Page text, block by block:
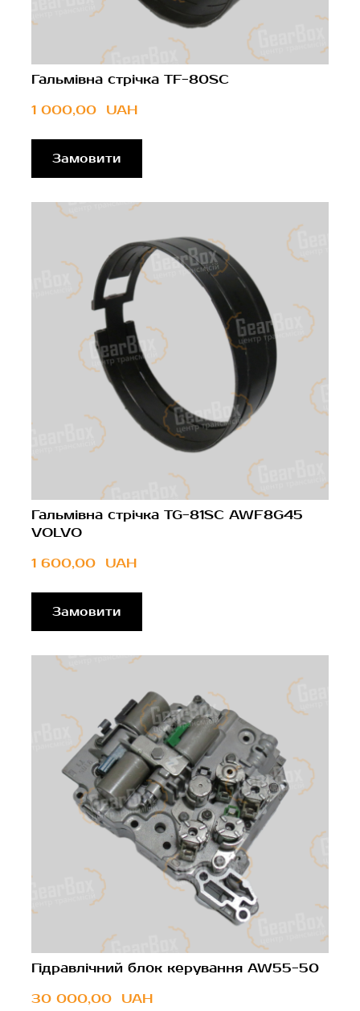
Гальмівна стрічка TF-80SC
1 000,00  UAH
Замовити
Гальмівна стрічка TG-81SC AWF8G45
VOLVO
1 600,00  UAH
Замовити
Гідравлічний блок керування AW55-50
30 000,00  UAH